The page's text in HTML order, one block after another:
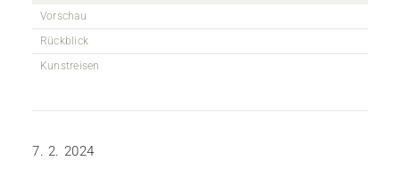
Vorschau
Rückblick
Kunstreisen
7. 2. 2024